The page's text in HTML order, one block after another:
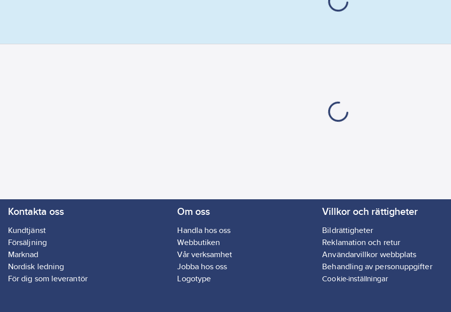
Kontakta oss
Kundtjänst
Försäljning
Marknad
Nordisk ledning
För dig som leverantör
Om oss
Handla hos oss
Webbutiken
Vår verksamhet
Jobba hos oss
Logotype
Villkor och rättigheter
Bildrättigheter
Reklamation och retur
Användarvillkor webbplats
Behandling av personuppgifter
Cookie-inställningar